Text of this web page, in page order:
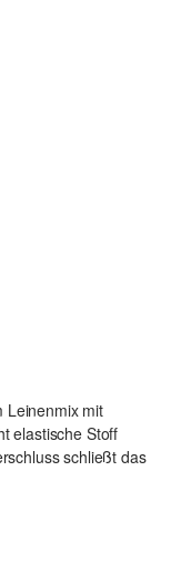
Leinenmix mit
elastische Stoff
schließt das